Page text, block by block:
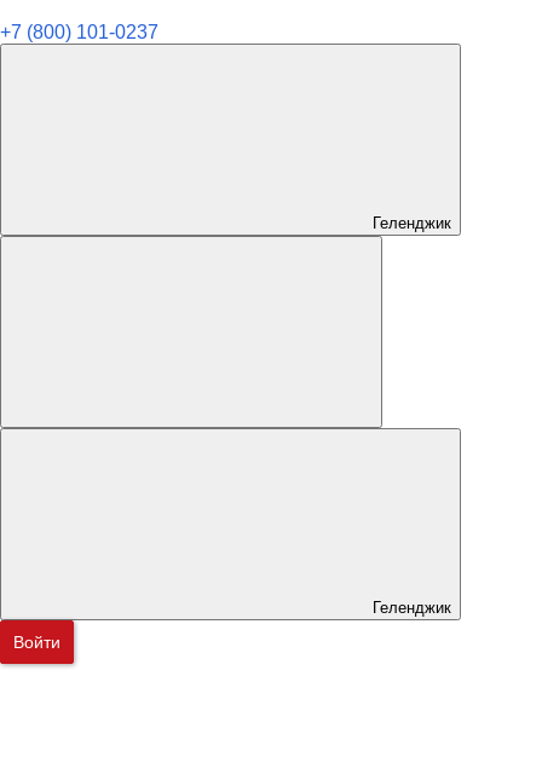
+7 (800) 101-0237
Геленджик
Геленджик
Войти